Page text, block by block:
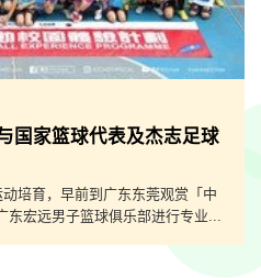
国家篮球代表及杰志足球
培育，早前到广东东莞观赏「中
东宏远男子篮球俱乐部进行专业...